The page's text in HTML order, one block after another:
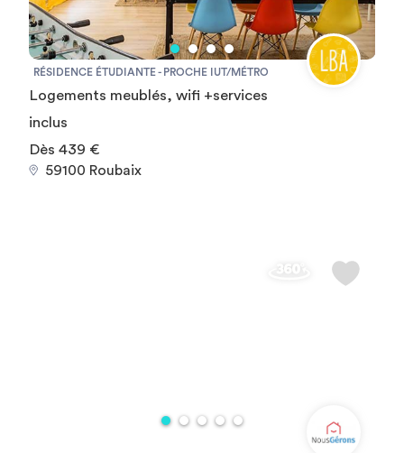
RÉSIDENCE ÉTUDIANTE - PROCHE IUT/MÉTRO
Logements meublés, wifi +services
inclus
Dès 439 €
59100 Roubaix